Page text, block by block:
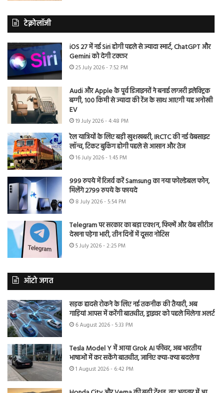
टेक्नोलॉजी
iOS 27 में नई Siri होगी पहले से ज्यादा स्मार्ट, ChatGPT और
Gemini को देगी टक्कर
25 July 2026 - 7:52 PM
Audi और Apple के पूर्व डिजाइनरों ने बनाई लग्जरी इलेक्ट्रिक
बग्गी, 100 किमी से ज्यादा की रेंज के साथ आएगी यह अनोखी
EV
19 July 2026 - 4:48 PM
रेल यात्रियों के लिए बड़ी खुशखबरी, IRCTC की नई वेबसाइट
लॉन्च, टिकट बुकिंग होगी पहले से आसान और तेज
16 July 2026 - 1:45 PM
999 रुपये में रिजर्व करें Samsung का नया फोल्डेबल फोन,
मिलेंगे 2799 रुपये के फायदे
8 July 2026 - 5:54 PM
Telegram पर सरकार का बड़ा एक्शन, फिल्में और वेब सीरीज
देखना पड़ेगा भारी, तीन दिनों में दूसरा नोटिस
5 July 2026 - 2:25 PM
ऑटो जगत
सड़क हादसे रोकने के लिए नई तकनीक की तैयारी, अब
गाड़ियां आपस में करेंगी बातचीत, ड्राइवर को पहले मिलेगा अलर्ट
6 August 2026 - 5:33 PM
Tesla Model Y में आया Grok AI फीचर, अब भारतीय
भाषाओं में कर सकेंगे बातचीत, जानिए क्या-क्या बदलेगा
1 August 2026 - 6:42 PM